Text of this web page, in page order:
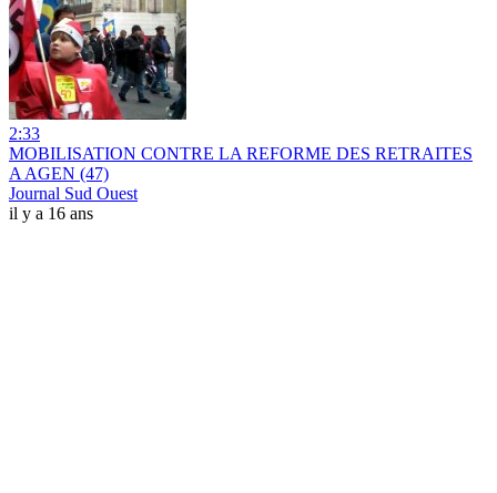
2:33
MOBILISATION CONTRE LA REFORME DES RETRAITES
A AGEN (47)
Journal Sud Ouest
il y a 16 ans